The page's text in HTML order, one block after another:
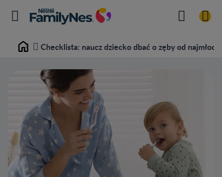
Home Checklista: naucz dziecko dbać o zęby od